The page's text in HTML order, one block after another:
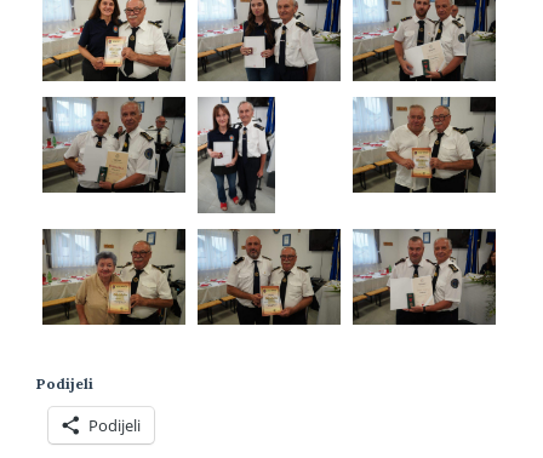
Podijeli
Podijeli